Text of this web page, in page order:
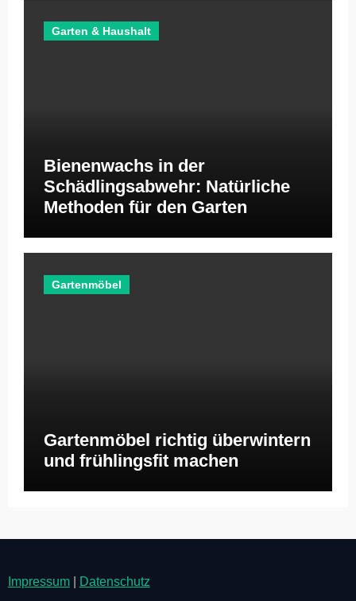
Garten & Haushalt
Bienenwachs in der
Schädlingsabwehr: Natürliche
Methoden für den Garten
Gartenmöbel
Gartenmöbel richtig überwintern
und frühlingsfit machen
Impressum| Datenschutz